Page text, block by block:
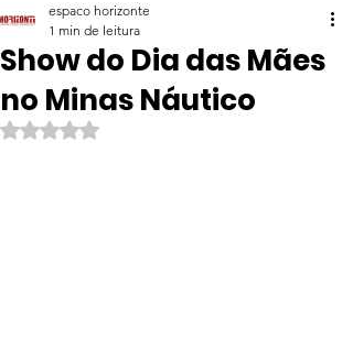
Show do Dia das Mães
no Minas Náutico
espaco horizonte
1 min de leitura
Avaliado com NaN de 5 estrelas.